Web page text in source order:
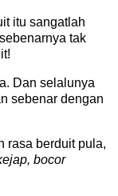
itu sangatlah
tak
Dan selalunya
sebenar dengan
rasa berduit pula,
bocor